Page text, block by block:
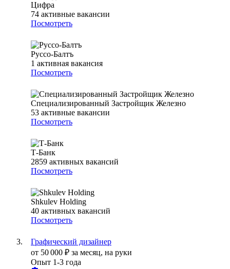
Цифра
74 активные вакансии
Посмотреть
Руссо-Балтъ
1 активная вакансия
Посмотреть
Специализированный Застройщик Железно
53 активные вакансии
Посмотреть
Т-Банк
2859 активных вакансий
Посмотреть
Shkulev Holding
40 активных вакансий
Посмотреть
Графический дизайнер
от 50 000 ₽ за месяц, на руки
Опыт 1-3 года